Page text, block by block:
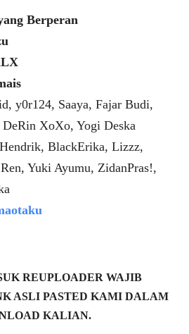
Berperan
y0r124, Saaya, Fajar Budi,
XoXo, Yogi Deska
BlackErika, Lizzz,
Yuki Ayumu, ZidanPras!,
REUPLOADER WAJIB
ASLI PASTED KAMI DALAM
KALIAN.